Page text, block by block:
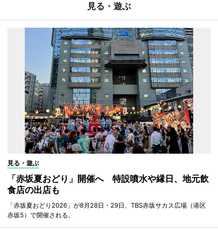
見る・遊ぶ
見る・遊ぶ
「赤坂夏おどり」開催へ 特設噴水や縁日、地元飲
食店の出店も
「赤坂夏おどり2026」が8月28日・29日、TBS赤坂サカス広場（港区
赤坂5）で開催される。